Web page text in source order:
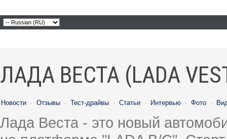
ЛАДА ВЕСТА (LADA
Новости · Отзывы · Тест-драйвы · Статьи · Интервью · Фото ·
Лада Веста - это новый